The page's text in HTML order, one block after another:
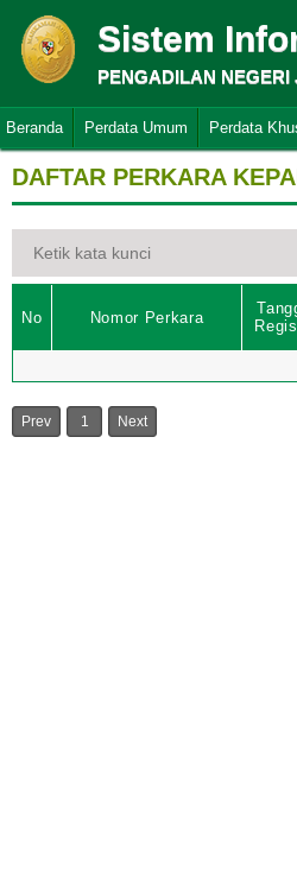
Sistem
PENGADILAN NEGERI
Beranda Perdata Umum Perdata
DAFTAR PERKARA
No Nomor Perkara
Prev 1 Next